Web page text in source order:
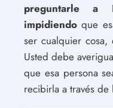
preguntarle
impidiendo que
ser cualquier
Usted debe
que esa persona
recibirla a través de